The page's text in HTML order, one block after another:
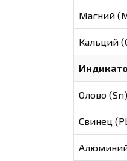
Магний
Кальций
Олово (Sn)
Свинец